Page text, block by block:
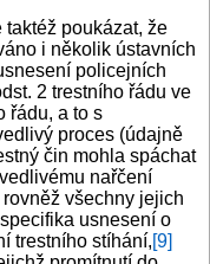
poukázat, že
i několik ústavních
policejních
2 trestního řádu ve
řádu, a to s
proces (údajně
čin mohla spáchat
nařčení
všechny jejich
usnesení o
trestního stíhání,[9]